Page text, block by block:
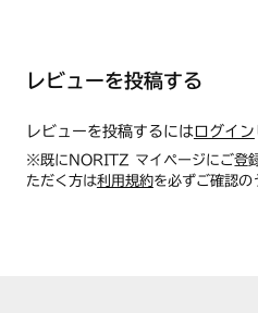
レビューを投稿する
レビューを投稿するにはログイン
※既にNORITZ マイページにご登
ただく方は利用規約を必ずご確認の